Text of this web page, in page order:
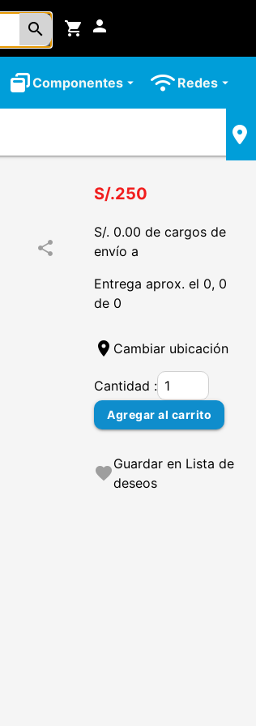
search shopping_cart person
Componentesarrow_drop_down Redes arrow_drop_down
share
S/.250
S/. 0.00 de cargos de
envío a
Entrega aprox. el 0, 0
de 0
location_on Cambiar ubicación
Cantidad :
Agregar al carrito
favoriteGuardar en Lista de
deseos